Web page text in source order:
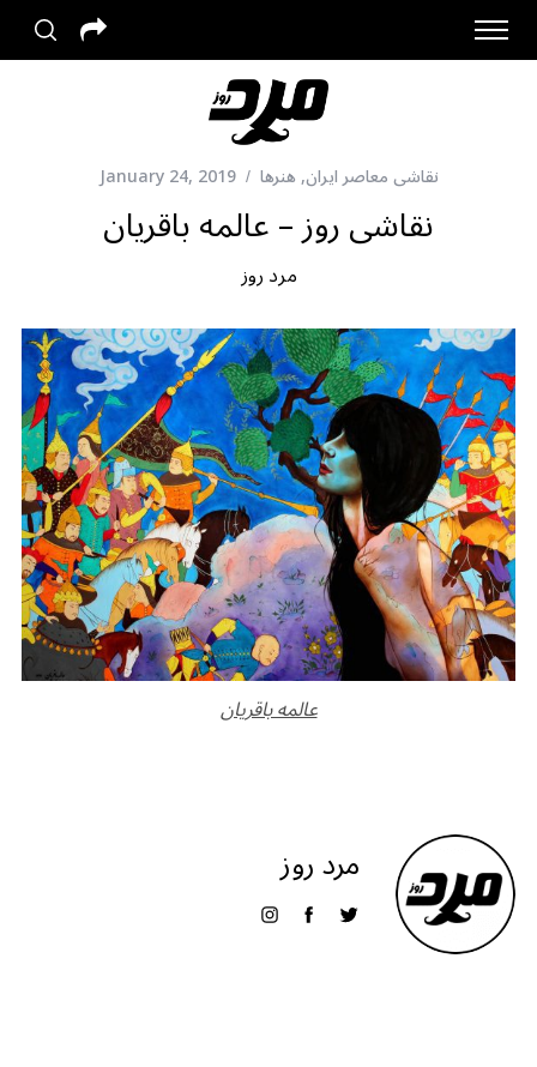
نقاشی معاصر ایران,هنرها January 24, 2019
نقاشی روز – عالمه باقریان
مرد روز
عالمه باقریان
مرد روز